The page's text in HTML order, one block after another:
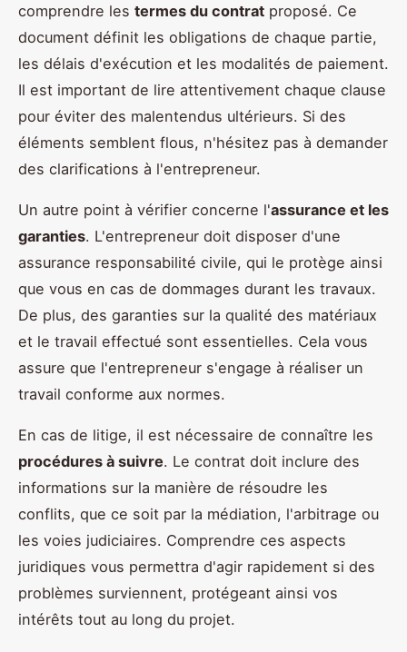
comprendre les termes du contrat proposé. Ce
document définit les obligations de chaque partie,
les délais d'exécution et les modalités de paiement.
Il est important de lire attentivement chaque clause
pour éviter des malentendus ultérieurs. Si des
éléments semblent flous, n'hésitez pas à demander
des clarifications à l'entrepreneur.
Un autre point à vérifier concerne l'assurance et les
garanties. L'entrepreneur doit disposer d'une
assurance responsabilité civile, qui le protège ainsi
que vous en cas de dommages durant les travaux.
De plus, des garanties sur la qualité des matériaux
et le travail effectué sont essentielles. Cela vous
assure que l'entrepreneur s'engage à réaliser un
travail conforme aux normes.
En cas de litige, il est nécessaire de connaître les
procédures à suivre. Le contrat doit inclure des
informations sur la manière de résoudre les
conflits, que ce soit par la médiation, l'arbitrage ou
les voies judiciaires. Comprendre ces aspects
juridiques vous permettra d'agir rapidement si des
problèmes surviennent, protégeant ainsi vos
intérêts tout au long du projet.